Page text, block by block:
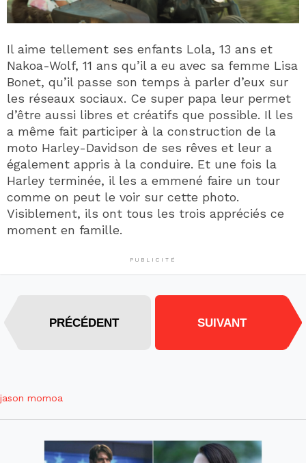
Il aime tellement ses enfants Lola, 13 ans et
Nakoa-Wolf, 11 ans qu’il a eu avec sa femme Lisa
Bonet, qu’il passe son temps à parler d’eux sur
les réseaux sociaux. Ce super papa leur permet
d’être aussi libres et créatifs que possible. Il les
a même fait participer à la construction de la
moto Harley-Davidson de ses rêves et leur a
également appris à la conduire. Et une fois la
Harley terminée, il les a emmené faire un tour
comme on peut le voir sur cette photo.
Visiblement, ils ont tous les trois appréciés ce
moment en famille.
PUBLICITÉ
PRÉCÉDENT SUIVANT
jason momoa